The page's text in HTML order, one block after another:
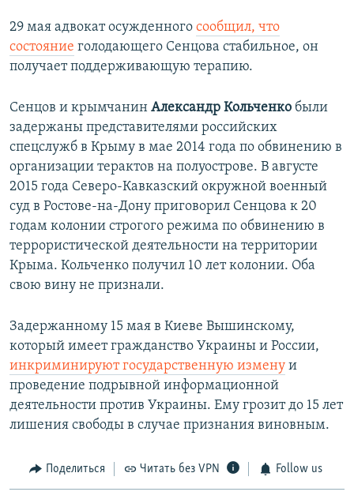
29 мая адвокат осужденного сообщил, что
состояние ​голодающего Сенцова стабильное, он
получает поддерживающую терапию.
Сенцов и крымчанин Александр Кольченко были
задержаны представителями российских
спецслужб в Крыму в мае 2014 года по обвинению в
организации терактов на полуострове. В августе
2015 года Северо-Кавказский окружной военный
суд в Ростове-на-Дону приговорил Сенцова к 20
годам колонии строгого режима по обвинению в
террористической деятельности на территории
Крыма. Кольченко получил 10 лет колонии. Оба
свою вину не признали.
Задержанному 15 мая в Киеве Вышинскому,
который имеет гражданство Украины и России,
инкриминируют государственную измену и
проведение подрывной информационной
деятельности против Украины. Ему грозит до 15 лет
лишения свободы в случае признания виновным.
Поделиться Читать без VPN Follow us